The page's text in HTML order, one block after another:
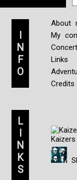
I
N
F
O
About
My
Links
L
I
N
K
S